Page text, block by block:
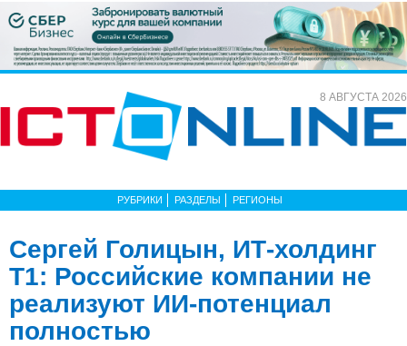
8 АВГУСТА 2026
РУБРИКИ РАЗДЕЛЫ РЕГИОНЫ
Сергей Голицын, ИТ-холдинг
Т1: Российские компании не
реализуют ИИ-потенциал
полностью